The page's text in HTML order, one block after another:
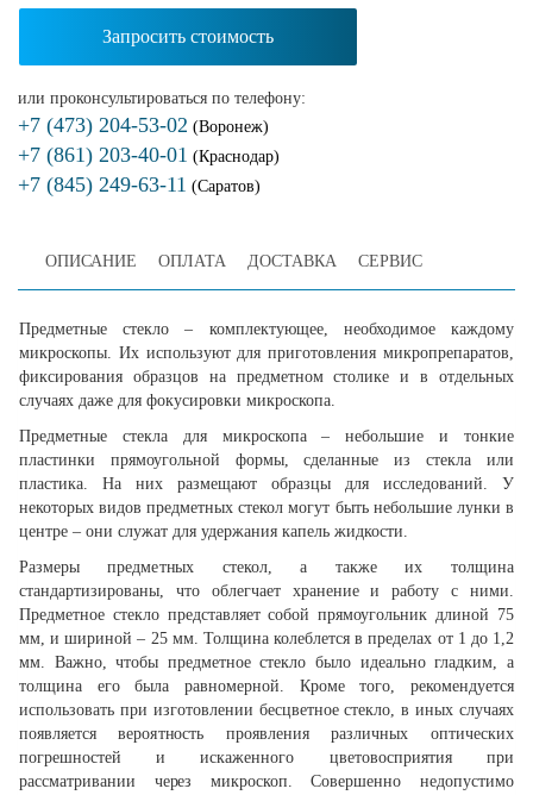
Запросить стоимость
или проконсультироваться по телефону:
+7 (473) 204-53-02 (Воронеж)
+7 (861) 203-40-01 (Краснодар)
+7 (845) 249-63-11 (Саратов)
ОПИСАНИЕ ОПЛАТА ДОСТАВКА СЕРВИС
Предметные стекло – комплектующее, необходимое каждому
микроскопы. Их используют для приготовления микропрепаратов,
фиксирования образцов на предметном столике и в отдельных
случаях даже для фокусировки микроскопа.
Предметные стекла для микроскопа – небольшие и тонкие
пластинки прямоугольной формы, сделанные из стекла или
пластика. На них размещают образцы для исследований. У
некоторых видов предметных стекол могут быть небольшие лунки в
центре – они служат для удержания капель жидкости.
Размеры предметных стекол, а также их толщина
стандартизированы, что облегчает хранение и работу с ними.
Предметное стекло представляет собой прямоугольник длиной 75
мм, и шириной – 25 мм. Толщина колеблется в пределах от 1 до 1,2
мм. Важно, чтобы предметное стекло было идеально гладким, а
толщина его была равномерной. Кроме того, рекомендуется
использовать при изготовлении бесцветное стекло, в иных случаях
появляется вероятность проявления различных оптических
погрешностей и искаженного цветовосприятия при
рассматривании через микроскоп. Совершенно недопустимо